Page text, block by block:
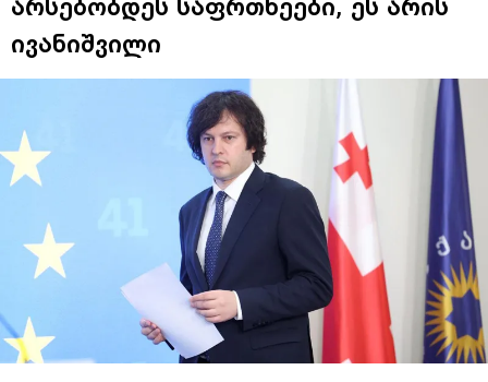
არსებობდეს საფრთხეები, ეს არის
ივანიშვილი